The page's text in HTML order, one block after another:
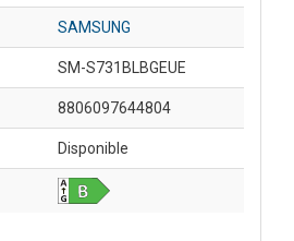
SAMSUNG
SM-S731BLBGEUE
8806097644804
Disponible